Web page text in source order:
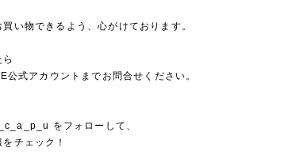
い物できるよう、心がけております。
公式アカウントまでお問合せください。
をフォローして、
チェック！